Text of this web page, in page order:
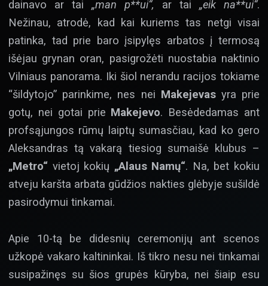
dainavo ar tai „man p**ui“, ar tai „eik na**ui“.
Nežinau, atrodė, kad kai kuriems tas netgi visai
patinka, tad prie baro įsipylęs arbatos į termosą
išėjau grynan oran, pasigrožėti nuostabia naktinio
Vilniaus panorama. Iki šiol nerandu racijos tokiame
“šildytojo” parinkime, nes nei Makejevasyra prie
gotų, nei gotai prie Makejevo. Besėdedamas ant
profsąjungos rūmų laiptų sumasčiau, kad ko gero
Aleksandras tą vakarą tiesiog sumaišė klubus –
„Metro“ vietoj kokių „Alaus Namų“. Na, bet kokiu
atveju karšta arbata gūdžios nakties glėbyje sušildė
pasirodymui tinkamai.
Apie 10-tą be didesnių ceremonijų ant scenos
užkopė vakaro kaltininkai. Iš tikro nesu nei tinkamai
susipažinęs su šios grupės kūryba, nei šiaip esu